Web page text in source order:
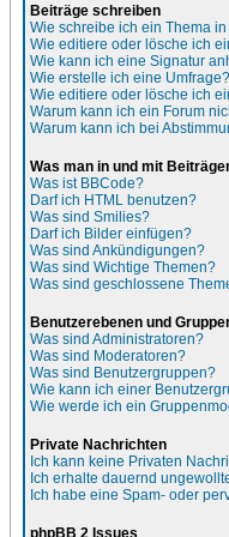
Beiträge schreiben
Wie schreibe ich ein Thema
Wie editiere oder lösche ich
Wie kann ich eine Signatur
Wie erstelle ich eine Umfrage?
Wie editiere oder lösche ich
Warum kann ich ein Forum
Warum kann ich bei
Was man in und mit
Was ist BBCode?
Darf ich HTML benutzen?
Was sind Smilies?
Darf ich Bilder einfügen?
Was sind Ankündigungen?
Was sind Wichtige Themen?
Was sind geschlossene
Benutzerebenen und
Was sind Administratoren?
Was sind Moderatoren?
Was sind Benutzergruppen?
Wie kann ich einer
Wie werde ich ein
Private Nachrichten
Ich kann keine Privaten
Ich erhalte dauernd
Ich habe eine Spam- oder
phpBB 2 Issues